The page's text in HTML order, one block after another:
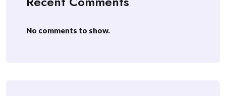
No comments to show.